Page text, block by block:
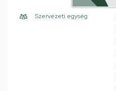
Szervezeti egység